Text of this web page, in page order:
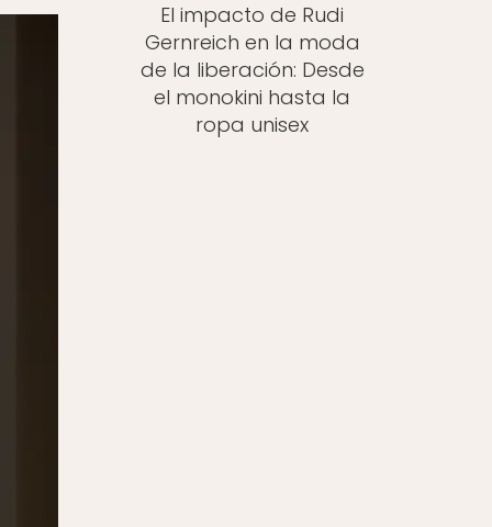
El impacto de Rudi
Gernreich en la moda
de la liberación: Desde
el monokini hasta la
ropa unisex